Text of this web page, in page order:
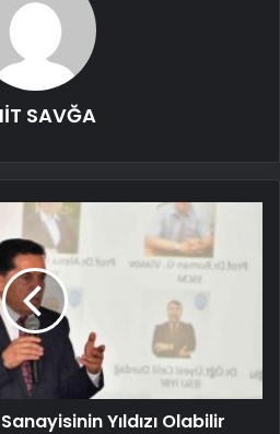
SAVĞA
Yıldızı Olabilir